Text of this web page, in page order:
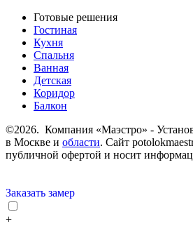
Готовые решения
Гостиная
Кухня
Спальня
Ванная
Детская
Коридор
Балкон
©2026. Компания «Маэстро» -
в Москве и области. Сайт
публичной офертой и носит
Заказать замер
+